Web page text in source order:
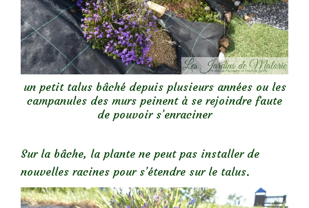
un petit talus bâché depuis plusieurs années ou les
campanules des murs peinent à se rejoindre faute
de pouvoir s’enraciner
Sur la bâche, la plante ne peut pas installer de
nouvelles racines pour s’étendre sur le talus.